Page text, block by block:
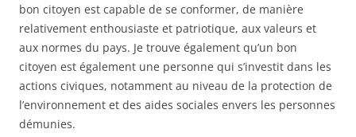
bon citoyen est capable de se conformer, de manière
relativement enthousiaste et patriotique, aux valeurs et
aux normes du pays. Je trouve également qu’un bon
citoyen est également une personne qui s’investit dans les
actions civiques, notamment au niveau de la protection de
l’environnement et des aides sociales envers les personnes
démunies.